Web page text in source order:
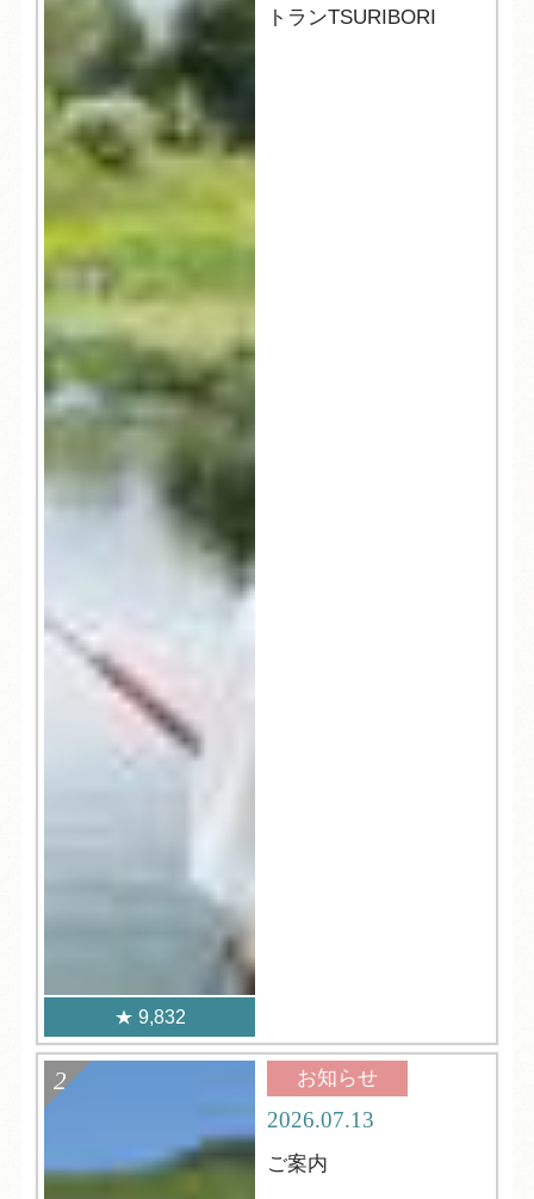
9,832
トランTSURIBORI
お知らせ
2026.07.13
ご案内